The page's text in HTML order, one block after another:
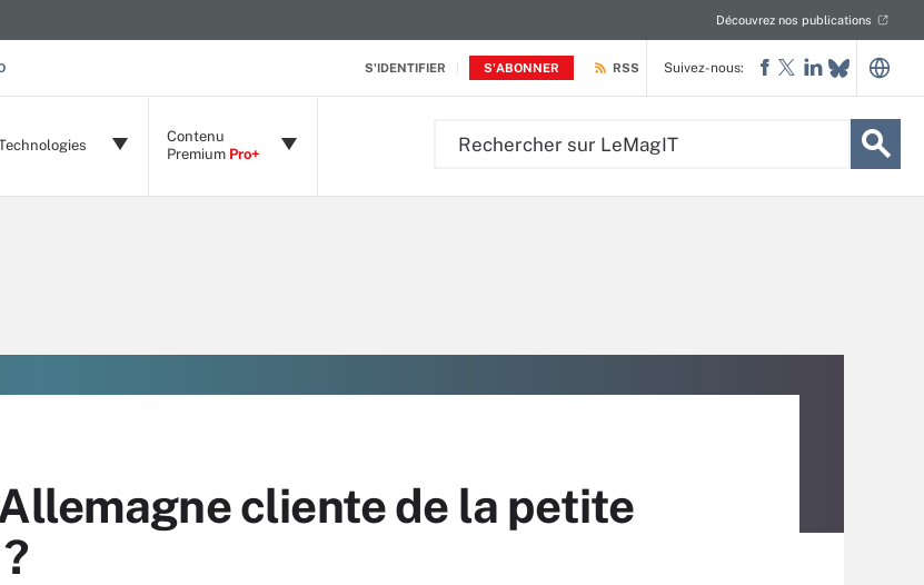
S'IDENTIFIER S'ABONNER
Découvrez nos publications
RSS
Contenu
Premium Pro+
Suivez-nous:
cliente de la petite